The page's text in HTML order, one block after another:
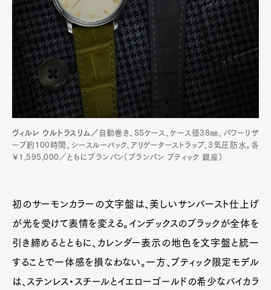
ヴィルレ ウルトラスリム／ 自動巻き、SSケース、ケース径38㎜、パワーリザ
ーブ約100時間、シースルーバック、アリゲーターストラップ、3気圧防水。各
￥1,595,000／ともにブランパン（ブランパン ブティック 銀座）
初のサーモンカラーの文字盤は、美しいサンバースト仕上げ
が光を受けて表情を変える。インデックスのブラックが全体を
引き締めるとともに、カレンダー表示の地色を文字盤と統一
することで一体感を損なわない。一方、ブティック限定モデル
は、ステンレス・スチールとイエローゴールドの希少なバイカラ